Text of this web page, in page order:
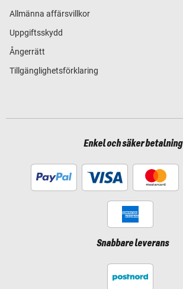
Allmänna affärsvillkor
Uppgiftsskydd
Ångerrätt
Tillgänglighetsförklaring
Enkel och säker betalning
Snabbare leverans